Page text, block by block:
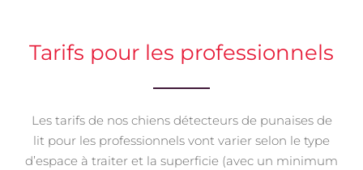
Tarifs pour les professionnels
Les tarifs de nos chiens détecteurs de punaises de
lit pour les professionnels vont varier selon le type
d’espace à traiter et la superficie (avec un minimum